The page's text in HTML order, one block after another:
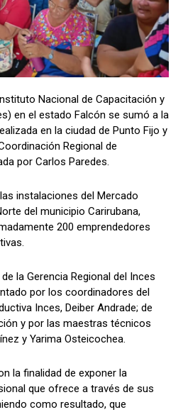
Nacional de Capacitación y
en el estado Falcón se sumó a la
en la ciudad de Punto Fijo y
Regional de
por Carlos Paredes.
instalaciones del Mercado
del municipio Carirubana,
200 emprendedores
la Gerencia Regional del Inces
por los coordinadores del
Inces, Deiber Andrade; de
y por las maestras técnicos
y Yarima Osteicochea.
la finalidad de exponer la
que ofrece a través de sus
como resultado, que